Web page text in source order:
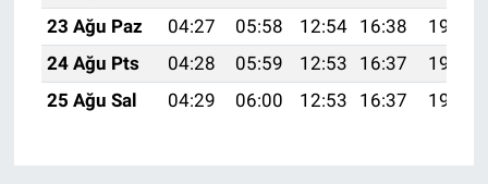
23 Ağu Paz
04:27 05:58 12:54 16:38
19:39
24 Ağu Pts
04:28 05:59 12:53 16:37
19:38
25 Ağu Sal
04:29 06:00 12:53 16:37 19:36